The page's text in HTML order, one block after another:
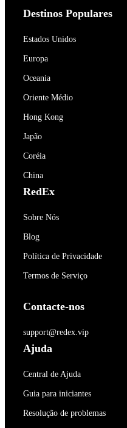
Destinos Populares
Estados Unidos
Europa
Oceania
Oriente Médio
Hong Kong
Japão
Coréia
China
RedEx
Sobre Nós
Blog
Política de Privacidade
Termos de Serviço
Contacte-nos
support@redex.vip
Ajuda
Central de Ajuda
Guia para iniciantes
Resolução de problemas